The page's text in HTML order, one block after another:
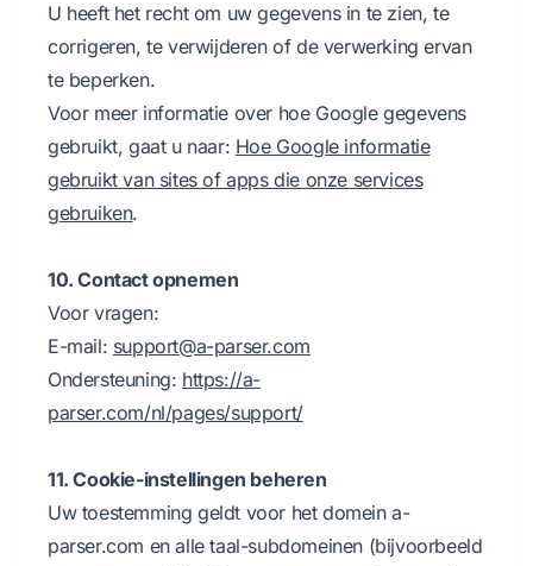
U heeft het recht om uw gegevens in te zien, te
corrigeren, te verwijderen of de verwerking ervan
te beperken.
Voor meer informatie over hoe Google gegevens
gebruikt, gaat u naar: Hoe Google informatie
gebruikt van sites of apps die onze services
gebruiken.
10. Contact opnemen
Voor vragen:
E-mail: support@a-parser.com
Ondersteuning: https://a-
parser.com/nl/pages/support/
11. Cookie-instellingen beheren
Uw toestemming geldt voor het domein a-
parser.com en alle taal-subdomeinen (bijvoorbeeld